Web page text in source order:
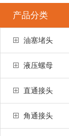
产品分类
油塞堵头
液压螺母
直通接头
角通接头